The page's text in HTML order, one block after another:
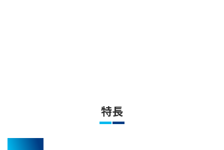
特長